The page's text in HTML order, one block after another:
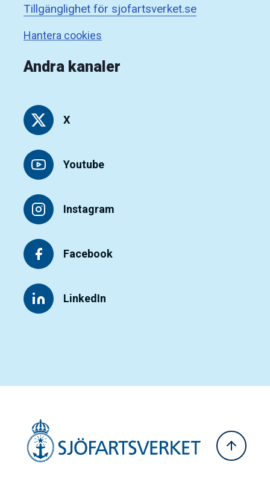
Tillgänglighet för sjofartsverket.se
Hantera cookies
Andra kanaler
X
Youtube
Instagram
Facebook
LinkedIn